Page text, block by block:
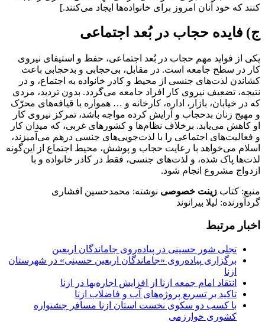
کنند که خود آنان امروز برای خانوادهها ایجاد میکنند.[
ج) فایده‎ حجاب در بُعد اجتماعی
یکی از فواید مهم حجاب در بُعد اجتماعی، حفظ و استیفای نیروی
کار در سطح جامعه است. در مقابل، بیحجابی و بدحجابی باعث
کشاندن لذتهای جنسی از محیط و کادر خانواده به اجتماع، و در
نتیجه، تضعیف نیروی کار افراد جامعه میگردد. بدون تردید، مردی
که در خیابان، بازار، اداره، کارخانه و … همواره با قیافههای محرّک
و مهیج زنان بدحجاب و آرایش کرده مواجه باشد، تمرکز نیروی کار
او کاهش مییابد. برخلاف نظامها و کشورهای غربی، که میدان کار
و فعالیتهای اجتماعی را با لذتجوییهای جنسی درهم می آمیزند،
اسلام میخواهد با رعایت حجاب و پوشش، محیط اجتماع از اینگونه
لذتها پاک شده، و لذتهای جنسی، فقط در کادر خانواده و با
ازدواج مشروع انجام شود.
منبع: کتاب زینت خصوصی نوشته: محمدحسین افشاری
گردآورنده: لیلا بیرانوند
اخبار مرتبط
تجلی شور حسینی در پیاده‌روی جاماندگان اربعین
برگزاری پیاده‌روی «جاماندگان اربعین حسینی» در شهرستان
ازنا
انتقاد امام جمعه ازنا از افزایش اجاره‌بها در ازنا
تاکید بر تسریع پروژه‌های آب و فاضلاب ازنا
با کسب دو سکوی نخست استان ازنا مسافر جشنواره
کشوری خوارزمی